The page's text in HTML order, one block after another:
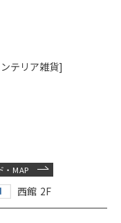
テリア雑貨]
・MAP
西館 2F